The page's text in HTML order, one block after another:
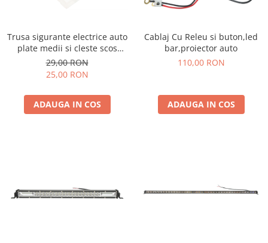
Scule & Echipamente Auto
Redresoare Auto
Dulap-Scule-Truse
Consumabile,Accesorii
Cricuri Hidraulice Auto
Rotopercutoare
Trusa sigurante electrice auto
plate medii si cleste scos
sigurante 22 piese
29,00 RON
25,00 RON
ADAUGA IN COS
Cablaj Cu Releu si buton,led
bar,proiector auto
110,00 RON
ADAUGA IN COS